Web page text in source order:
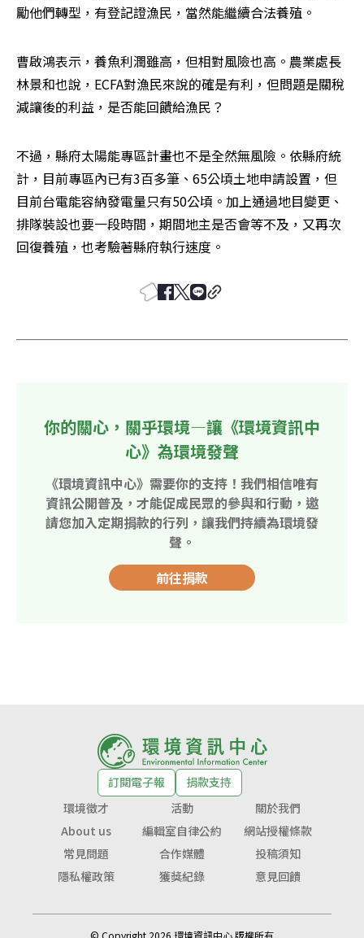
勵他們轉型，有登記證漁民，當然能繼續合法養殖。
曹啟鴻表示，養魚利潤雖高，但相對風險也高。農業處長
林景和也說，ECFA對漁民來說的確是有利，但問題是關稅
減讓後的利益，是否能回饋給漁民？
不過，縣府太陽能專區計畫也不是全然無風險。依縣府統
計，目前專區內已有3百多筆、65公頃土地申請設置，但
目前台電能容納發電量只有50公頃。加上通過地目變更、
排隊裝設也要一段時間，期間地主是否會等不及，又再次
回復養殖，也考驗著縣府執行速度。
你的關心，關乎環境—讓《環境資訊中
心》為環境發聲
《環境資訊中心》需要你的支持！我們相信唯有
資訊公開普及，才能促成民眾的參與和行動，邀
請您加入定期捐款的行列，讓我們持續為環境發
聲。
前往捐款
訂閱電子報
捐款支持
環境徵才
活動
關於我們
About us
編輯室自律公約
網站授權條款
常見問題
合作媒體
投稿須知
隱私權政策
獲獎紀錄 意見回饋
© Copyright 2026 環境資訊中心 版權所有